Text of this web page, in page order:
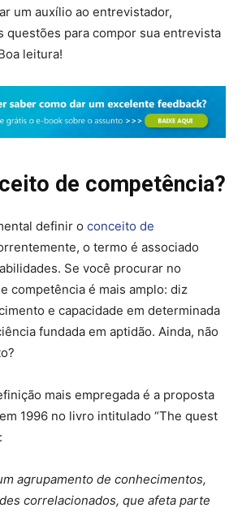
um auxílio ao entrevistador,
questões para compor sua entrevista
leitura!
de competência?
definir o conceito de
o termo é associado
Se você procurar no
competência é mais amplo: diz
e capacidade em determinada
fundada em aptidão. Ainda, não
mais empregada é a proposta
1996 no livro intitulado “The quest
agrupamento de conhecimentos,
correlacionados, que afeta parte